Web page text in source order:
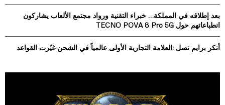
H
بعد إطلاقه في المملكة… خبراء التقنية ورواد مجتمع الألعاب يشاركون
انطباعاتهم حول TECNO POVA 8 Pro 5G
أنكر برايم تصل :العلامة التجارية الأولى عالمياً في الشحن غيّرت القواعد